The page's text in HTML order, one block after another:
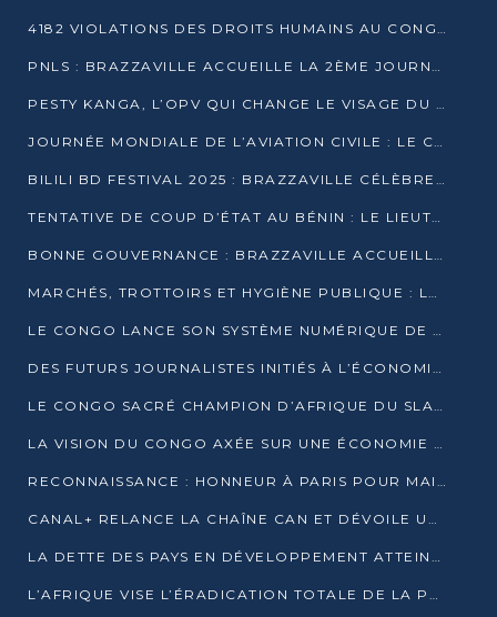
4182 VIOLATIONS DES DROITS HUMAINS AU CONGO EN 2025 SELON LE CAD
PNLS : BRAZZAVILLE ACCUEILLE LA 2ÈME JOURNÉE SCIENTIFIQUE SUR LE VIH/SIDA
PESTY KANGA, L’OPV QUI CHANGE LE VISAGE DU REPORTAGE AU CONGO
JOURNÉE MONDIALE DE L’AVIATION CIVILE : LE CONGO MISE SUR L’INNOVATION ET LA SÉCURITÉ
BILILI BD FESTIVAL 2025 : BRAZZAVILLE CÉLÈBRE DIX ANS DE CRÉATION GRAPHIQUE AFRICAINE
TENTATIVE DE COUP D’ÉTAT AU BÉNIN : LE LIEUTENANT-COLONEL TIGRI S’AUTOPROCLAME CHEF D’UN COMITÉ MILITAIRE
BONNE GOUVERNANCE : BRAZZAVILLE ACCUEILLE LES PREMIÈRES JOURNÉES CONGOLAISES DE L’ÉVALUATION
MARCHÉS, TROTTOIRS ET HYGIÈNE PUBLIQUE : LE GOUVERNEMENT DURCIT LE TON
LE CONGO LANCE SON SYSTÈME NUMÉRIQUE DE VÉRIFICATION DU BOIS
DES FUTURS JOURNALISTES INITIÉS À L’ÉCONOMIE BLEUE DURABLE
LE CONGO SACRÉ CHAMPION D’AFRIQUE DU SLAM 2025
LA VISION DU CONGO AXÉE SUR UNE ÉCONOMIE BAS CARBONE AU RENDEZ-VOUS DE MONACO 2025
RECONNAISSANCE : HONNEUR À PARIS POUR MAIXENT RAOUL OMINGA
CANAL+ RELANCE LA CHAÎNE CAN ET DÉVOILE UNE OFFRE EXCEPTIONNELLE POUR DÉCEMBRE
LA DETTE DES PAYS EN DÉVELOPPEMENT ATTEINT UN SOMMET HISTORIQUE ENTRE 2022 ET 2024
L’AFRIQUE VISE L’ÉRADICATION TOTALE DE LA POLIOMYÉLITE D’ICI 2026